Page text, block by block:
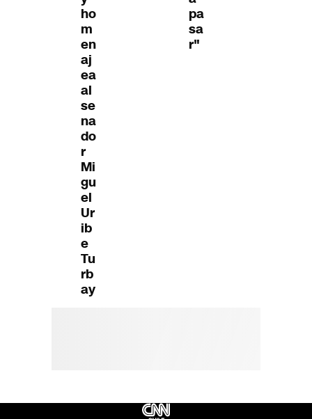
ho
m
en
aj
ea
al
se
na
do
r
Mi
gu
el
Ur
ib
e
Tu
rb
ay
pa
sa
r"